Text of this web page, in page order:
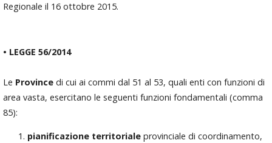
Regionale il 16 ottobre 2015.
• LEGGE 56/2014
Le Province di cui ai commi dal 51 al 53, quali enti con funzioni di
area vasta, esercitano le seguenti funzioni fondamentali (comma
85):
pianificazione territoriale provinciale di coordinamento,